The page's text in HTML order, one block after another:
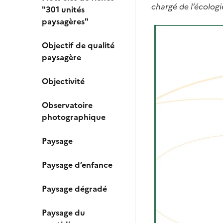
"301 unités
paysagères"
Objectif de qualité
paysagère
Objectivité
Observatoire
photographique
Paysage
Paysage d’enfance
Paysage dégradé
Paysage du
chargé de